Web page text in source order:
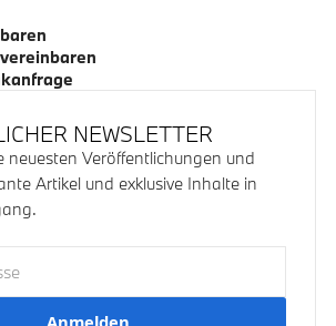
NEWSLETTER
neuesten Veröffentlichungen und
Artikel und exklusive Inhalte in